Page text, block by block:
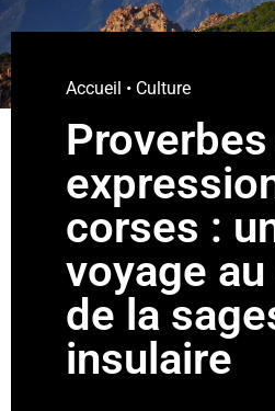
Accueil • Culture
corses :
voyage
de la
insulaire